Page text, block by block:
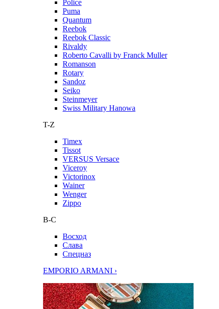
Police
Puma
Quantum
Reebok
Reebok Classic
Rivaldy
Roberto Cavalli by Franck Muller
Romanson
Rotary
Sandoz
Seiko
Steinmeyer
Swiss Military Hanowa
T-Z
Timex
Tissot
VERSUS Versace
Viceroy
Victorinox
Wainer
Wenger
Zippo
В-С
Восход
Слава
Спецназ
EMPORIO ARMANI ›